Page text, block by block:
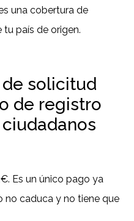
una cobertura de
país de origen.
de solicitud
de registro
Es un único pago ya
no caduca y no tiene que